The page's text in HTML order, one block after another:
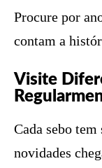
Procure por
contam a
Visite
Cada sebo tem
novidades